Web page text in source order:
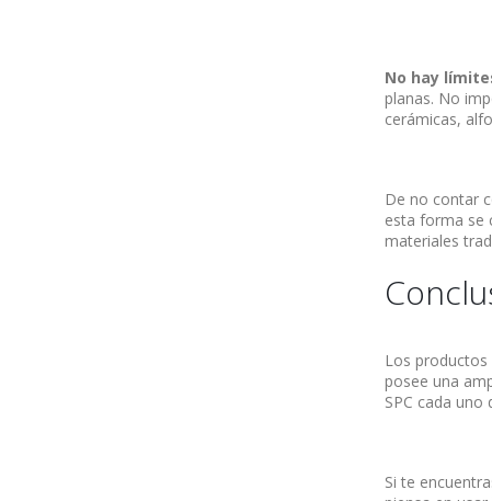
No hay
planas. No
cerámicas,
De no contar
esta forma se
materiales
Los
posee una
SPC cada uno
Si te